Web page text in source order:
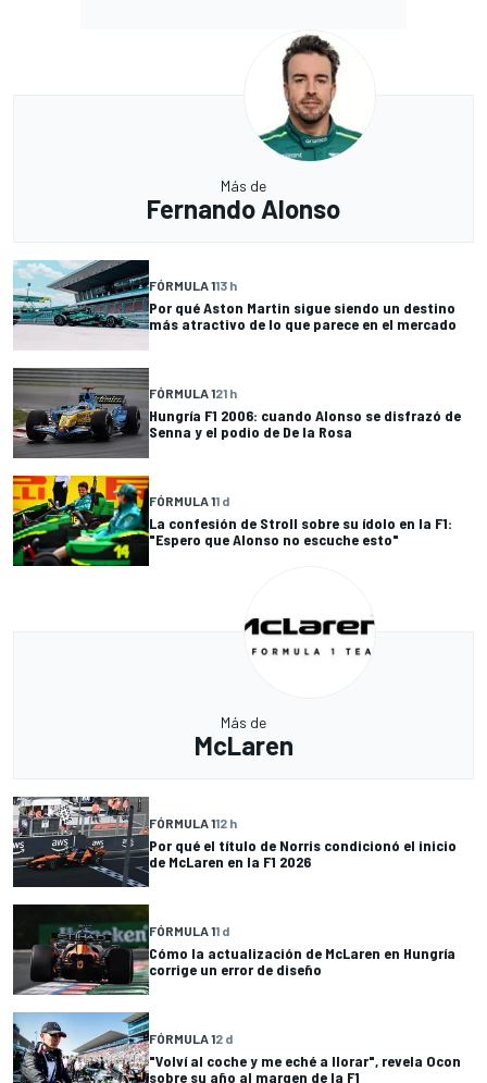
Más de
Fernando Alonso
FÓRMULA 113 h
Por qué Aston Martin sigue siendo un destino
más atractivo de lo que parece en el mercado
FÓRMULA 121 h
Hungría F1 2006: cuando Alonso se disfrazó de
Senna y el podio de De la Rosa
FÓRMULA 11 d
La confesión de Stroll sobre su ídolo en la F1:
"Espero que Alonso no escuche esto"
Más de
McLaren
FÓRMULA 112 h
Por qué el título de Norris condicionó el inicio
de McLaren en la F1 2026
FÓRMULA 11 d
Cómo la actualización de McLaren en Hungría
corrige un error de diseño
FÓRMULA 12 d
"Volví al coche y me eché a llorar", revela Ocon
sobre su año al margen de la F1